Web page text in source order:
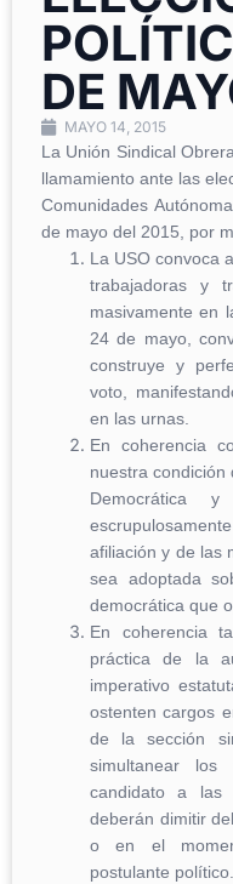
DE
MAYO 14, 2015
La Unión Sindical
llamamiento ante las
Comunidades
de mayo del 2015, por
La USO convoca
trabajadoras y
masivamente en
24 de mayo,
construye y
voto,
en las urnas.
En coherencia
nuestra condición
Democrática
afiliación y de las
sea adoptada
democrática que
En coherencia
práctica de la
imperativo
ostenten cargos
de la sección
simultanear los
candidato a las
deberán dimitir
o en el
postulante político.